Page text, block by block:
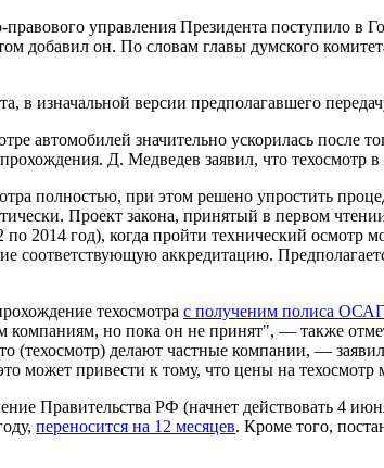
управления Президента поступило в
добавил он. По словам главы думского
в изначальной версии предполагавшего
автомобилей значительно ускорилась после
прохождения. Д. Медведев заявил, что
полностью, при этом решено упростить
Проект закона, принятый в первом
2014 год), когда пройти технический
аккредитацию.
техосмотра с полученим полиса
компаниям, но пока он не принят", — также
(техосмотр) делают частные компании, —
может привести к тому, что цены на
Правительства РФ (начнет действовать 4
переносится на 12 месяцев. Кроме того,